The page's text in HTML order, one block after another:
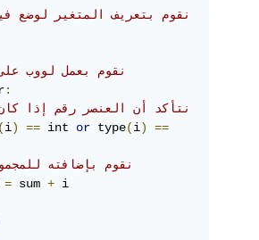
# نقوم بعمل لووب
:
(i) == int or type(i)
==
# نقوم بإضافته
sum
= sum + i